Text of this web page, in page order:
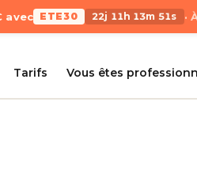
avec ETE30 22j 11h 13m 51s ·
Tarifs Vous êtes